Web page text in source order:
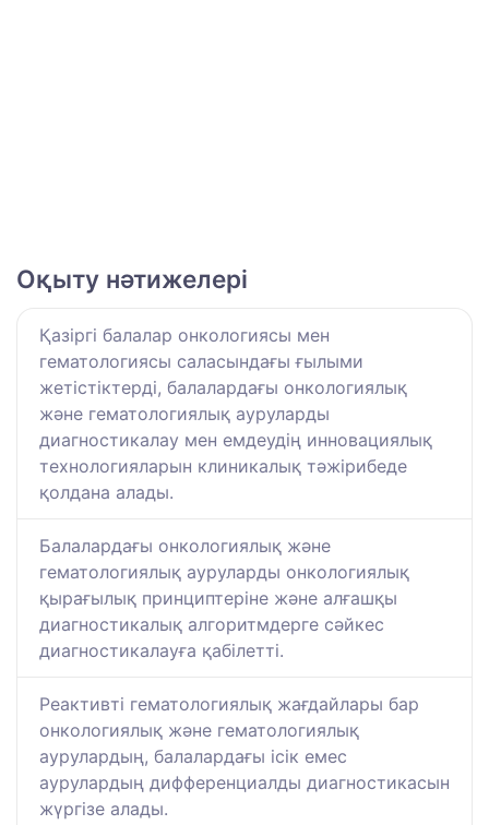
Оқыту нәтижелері
Қазіргі балалар онкологиясы мен
гематологиясы саласындағы ғылыми
жетістіктерді, балалардағы онкологиялық
және гематологиялық ауруларды
диагностикалау мен емдеудің инновациялық
технологияларын клиникалық тәжірибеде
қолдана алады.
Балалардағы онкологиялық және
гематологиялық ауруларды онкологиялық
қырағылық принциптеріне және алғашқы
диагностикалық алгоритмдерге сәйкес
диагностикалауға қабілетті.
Реактивті гематологиялық жағдайлары бар
онкологиялық және гематологиялық
аурулардың, балалардағы ісік емес
аурулардың дифференциалды диагностикасын
жүргізе алады.